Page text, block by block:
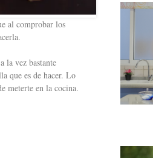
al comprobar los
la vez bastante
que es de hacer. Lo
meterte en la cocina.